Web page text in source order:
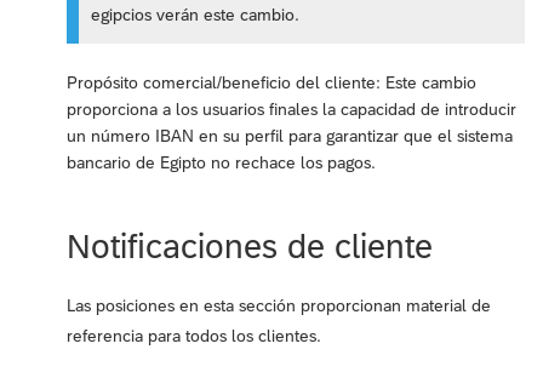
egipcios verán este cambio.
Propósito comercial/beneficio del cliente: Este cambio
proporciona a los usuarios finales la capacidad de introducir
un número IBAN en su perfil para garantizar que el sistema
bancario de Egipto no rechace los pagos.
Notificaciones de cliente
Las posiciones en esta sección proporcionan material de
referencia para todos los clientes.